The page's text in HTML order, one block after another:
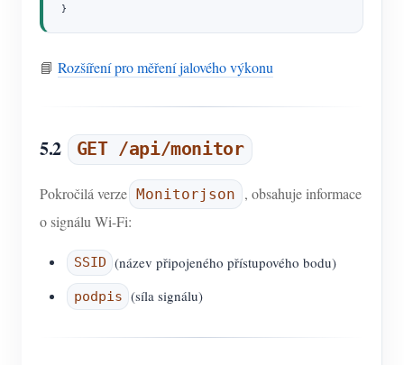
}
📘 Rozšíření pro měření jalového výkonu
5.2 GET /api/monitor
Pokročilá verze Monitorjson
, obsahuje informace
o signálu Wi-Fi:
SSID (název připojeného přístupového bodu)
podpis (síla signálu)